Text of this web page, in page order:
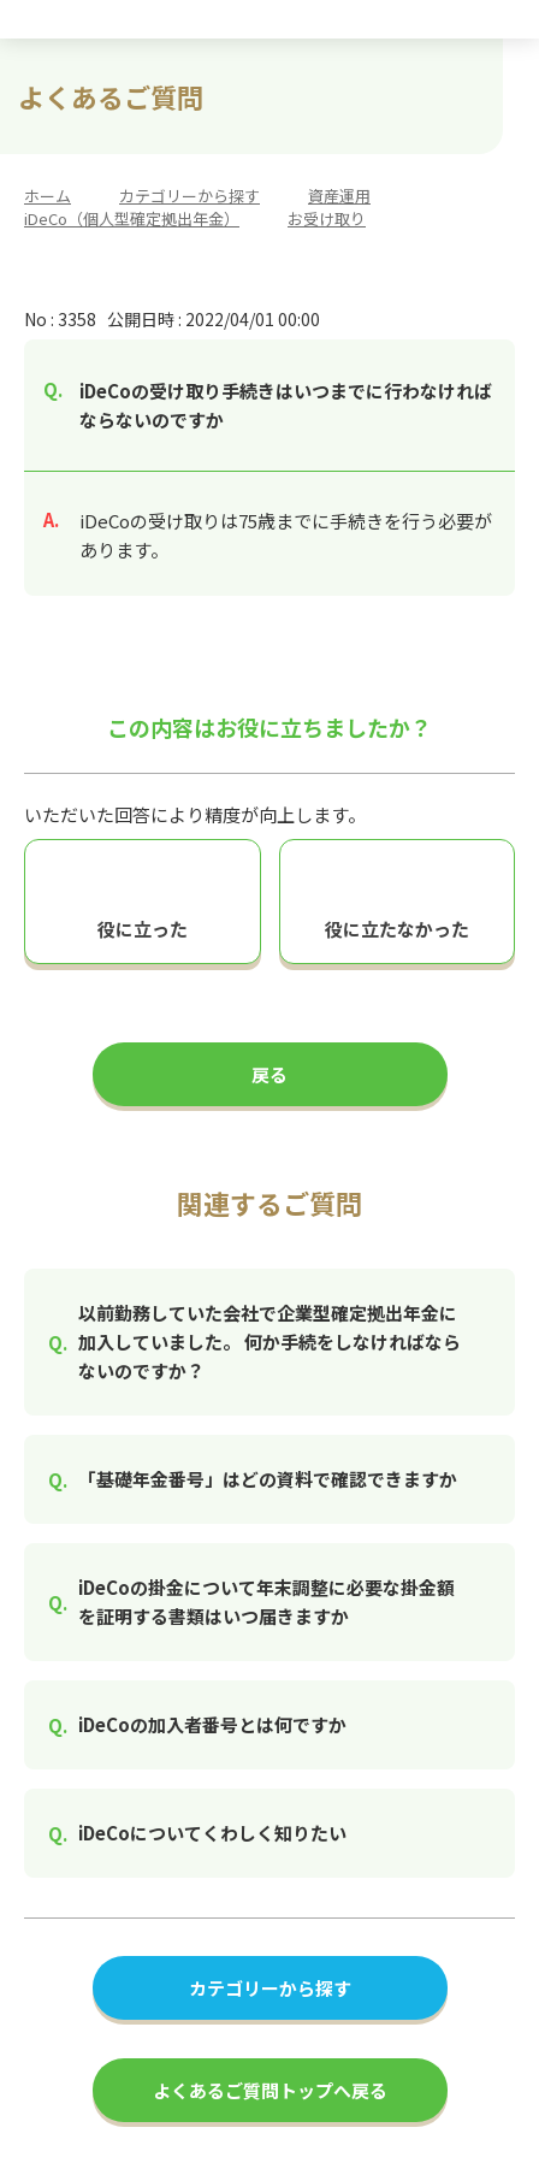
よくあるご質問
ホーム カテゴリーから探す 資産運用
iDeCo（個人型確定拠出年金）
お受け取り
No : 3358 公開日時 : 2022/04/01 00:00
iDeCoの受け取り手続きはいつまでに行わなければ
ならないのですか
回答
iDeCoの受け取りは75歳までに手続きを行う必要が
あります。
この内容はお役に立ちましたか？
いただいた回答により精度が向上します。
役に立った 役に立たなかった
戻る
関連するご質問
以前勤務していた会社で企業型確定拠出年金に
加入していました。 何か手続をしなければなら
ないのですか？
「基礎年金番号」はどの資料で確認できますか
iDeCoの掛金について年末調整に必要な掛金額
を証明する書類はいつ届きますか
iDeCoの加入者番号とは何ですか
iDeCoについてくわしく知りたい
カテゴリーから探す
よくあるご質問トップへ戻る